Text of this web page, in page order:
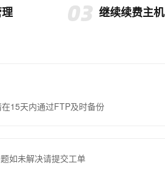
继续续费主机
15天内通过FTP及时备份
如未解决请提交工单